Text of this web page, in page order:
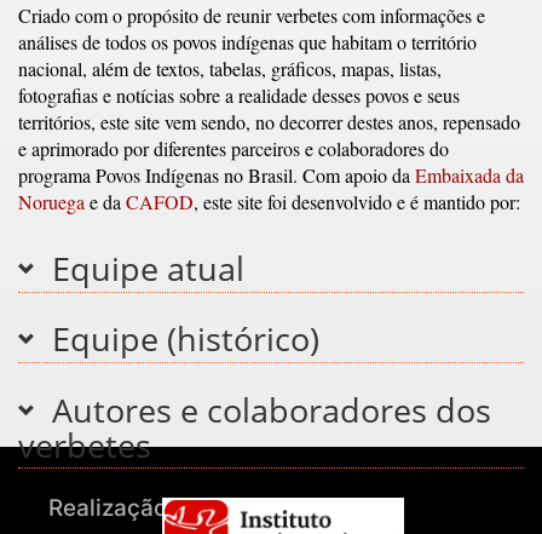
Criado com o propósito de reunir verbetes com informações e
análises de todos os povos indígenas que habitam o território
nacional, além de textos, tabelas, gráficos, mapas, listas,
fotografias e notícias sobre a realidade desses povos e seus
territórios, este site vem sendo, no decorrer destes anos, repensado
e aprimorado por diferentes parceiros e colaboradores do
programa Povos Indígenas no Brasil. Com apoio da Embaixada da
Noruega e da CAFOD, este site foi desenvolvido e é mantido por:
Equipe atual
Equipe (histórico)
Autores e colaboradores dos
verbetes